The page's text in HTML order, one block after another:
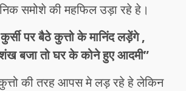
समोशे की महफिल उड़ा रहे हे।
पर बैठे कुत्तो के मानिंद लड़ेंगे ,
बजा तो घर के कोने हुए आदमी”
की तरह आपस मे लड़ रहे हे लेकिन